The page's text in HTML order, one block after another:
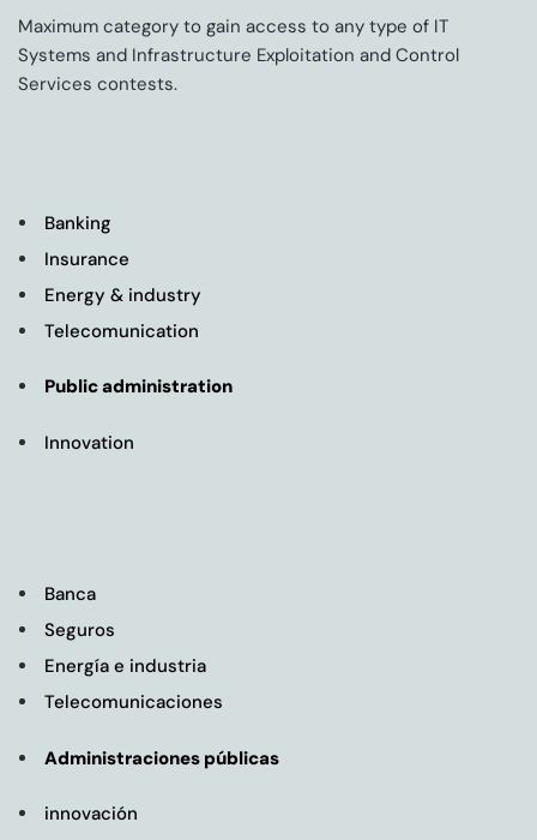
Maximum category to gain access to any type of IT
Systems and Infrastructure Exploitation and Control
Services contests.
Banking
Insurance
Energy & industry
Telecomunication
Public administration
Innovation
Banca
Seguros
Energía e industria
Telecomunicaciones
Administraciones públicas
innovación